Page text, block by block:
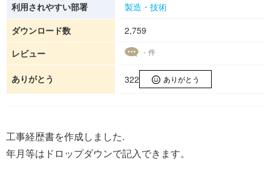
利用されやすい部署
製造・技術
ダウンロード数
2,759
レビュー
- 件
ありがとう 322 ありがとう
工事経歴書を作成しました.
年月等はドロップダウンで記入できます。